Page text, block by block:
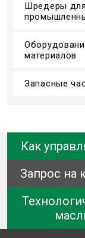
Шредеры для
материалов
Запасные
Как
Запрос на